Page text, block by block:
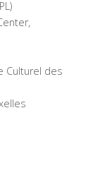
Culturel des